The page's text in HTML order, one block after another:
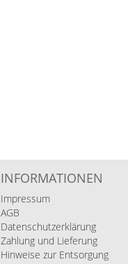
INFORMATIONEN
Impressum
AGB
Datenschutzerklärung
Zahlung und Lieferung
Hinweise zur Entsorgung